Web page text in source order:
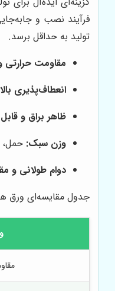
فرآیند نصب و
تولید به حداقل برسد.
مقاومت حرارتی
انعطاف‌پذیری
ظاهر براق و
وزن سبک:
دوام طولانی و
جدول مقایسه‌ای ورق